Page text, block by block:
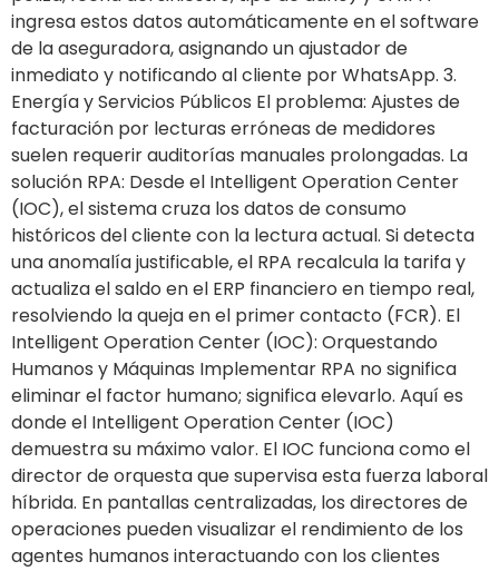
ingresa estos datos automáticamente en el software
de la aseguradora, asignando un ajustador de
inmediato y notificando al cliente por WhatsApp. 3.
Energía y Servicios Públicos El problema: Ajustes de
facturación por lecturas erróneas de medidores
suelen requerir auditorías manuales prolongadas. La
solución RPA: Desde el Intelligent Operation Center
(IOC), el sistema cruza los datos de consumo
históricos del cliente con la lectura actual. Si detecta
una anomalía justificable, el RPA recalcula la tarifa y
actualiza el saldo en el ERP financiero en tiempo real,
resolviendo la queja en el primer contacto (FCR). El
Intelligent Operation Center (IOC): Orquestando
Humanos y Máquinas Implementar RPA no significa
eliminar el factor humano; significa elevarlo. Aquí es
donde el Intelligent Operation Center (IOC)
demuestra su máximo valor. El IOC funciona como el
director de orquesta que supervisa esta fuerza laboral
híbrida. En pantallas centralizadas, los directores de
operaciones pueden visualizar el rendimiento de los
agentes humanos interactuando con los clientes